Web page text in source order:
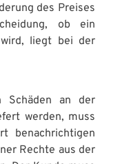
des Preises
ob ein
liegt bei der
Schäden an der
werden, muss
benachrichtigen
Rechte aus der